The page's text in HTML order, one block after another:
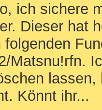
ich sichere
Dieser hat
Matsnu!rfn.
Könnt ihr...